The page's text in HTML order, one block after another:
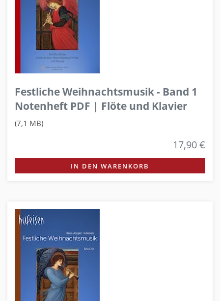
Festliche Weihnachtsmusik - Band 1
Notenheft PDF | Flöte und Klavier
(7,1 MB)
17,90 €
IN DEN WARENKORB